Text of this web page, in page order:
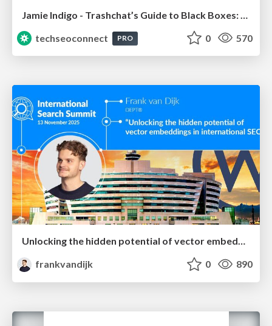
techseoconnect
PRO 0 570
Unlocking the hidden potential of vector embeddings in international SEO
frankvandijk
0 890